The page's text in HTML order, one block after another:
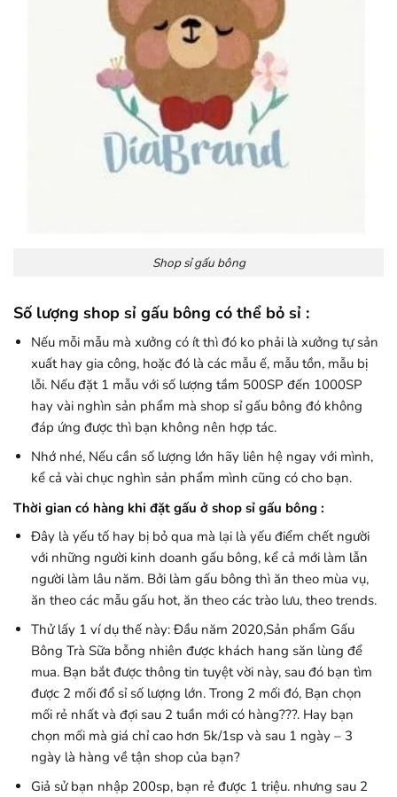
Shop sỉ gấu bông
Số lượng shop sỉ gấu bông có thể bỏ sỉ :
Nếu mỗi mẫu mà xưởng có ít thì đó ko phải là xưởng tự sản
xuất hay gia công, hoặc đó là các mẫu ế, mẫu tồn, mẫu bị
lỗi. Nếu đặt 1 mẫu với số lượng tầm 500SP đến 1000SP
hay vài nghìn sản phẩm mà shop sỉ gấu bông đó không
đáp ứng được thì bạn không nên hợp tác.
Nhớ nhé, Nếu cần số lượng lớn hãy liên hệ ngay với mình,
kể cả vài chục nghìn sản phẩm mình cũng có cho bạn.
Thời gian có hàng khi đặt gấu ở shop sỉ gấu bông :
Đây là yếu tố hay bị bỏ qua mà lại là yếu điểm chết người
với những người kinh doanh gấu bông, kể cả mới làm lẫn
người làm lâu năm. Bởi làm gấu bông thì ăn theo mùa vụ,
ăn theo các mẫu gấu hot, ăn theo các trào lưu, theo trends.
Thử lấy 1 ví dụ thế này: Đầu năm 2020,Sản phẩm Gấu
Bông Trà Sữa bỗng nhiên được khách hang săn lùng để
mua. Bạn bắt được thông tin tuyệt vời này, sau đó bạn tìm
được 2 mối đổ sỉ số lượng lớn. Trong 2 mối đó, Bạn chọn
mối rẻ nhất và đợi sau 2 tuần mới có hàng???. Hay bạn
chọn mối mà giá chỉ cao hơn 5k/1sp và sau 1 ngày – 3
ngày là hàng về tận shop của bạn?
Giả sử bạn nhập 200sp, bạn rẻ được 1 triệu. nhưng sau 2